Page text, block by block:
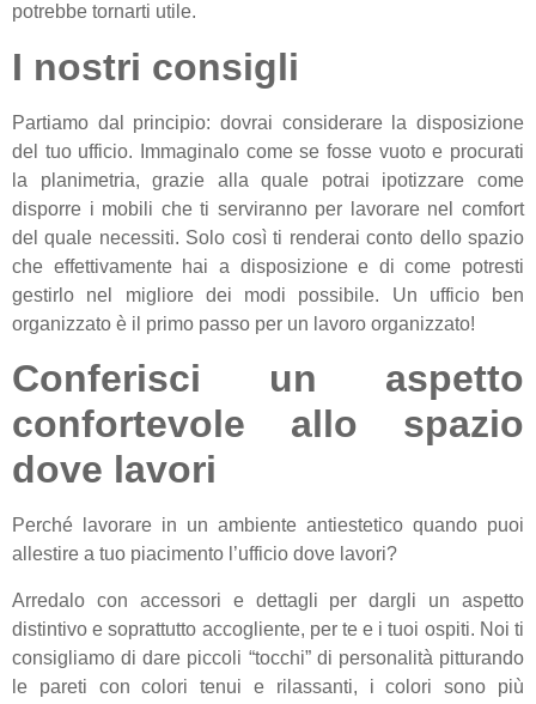
potrebbe tornarti utile.
I nostri consigli
Partiamo dal principio: dovrai considerare la disposizione
del tuo ufficio. Immaginalo come se fosse vuoto e procurati
la planimetria, grazie alla quale potrai ipotizzare come
disporre i mobili che ti serviranno per lavorare nel comfort
del quale necessiti. Solo così ti renderai conto dello spazio
che effettivamente hai a disposizione e di come potresti
gestirlo nel migliore dei modi possibile. Un ufficio ben
organizzato è il primo passo per un lavoro organizzato!
Conferisci un aspetto
confortevole allo spazio
dove lavori
Perché lavorare in un ambiente antiestetico quando puoi
allestire a tuo piacimento l’ufficio dove lavori?
Arredalo con accessori e dettagli per dargli un aspetto
distintivo e soprattutto accogliente, per te e i tuoi ospiti. Noi ti
consigliamo di dare piccoli “tocchi” di personalità pitturando
le pareti con colori tenui e rilassanti, i colori sono più